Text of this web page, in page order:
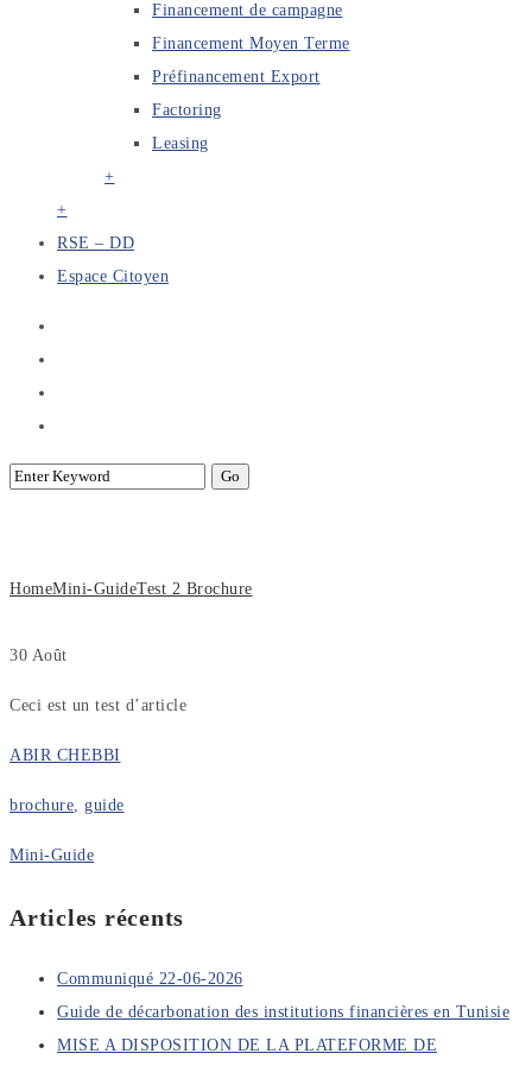
Financement de campagne
Financement Moyen Terme
Préfinancement Export
Factoring
Leasing
+
+
RSE – DD
Espace Citoyen
HomeMini-GuideTest 2 Brochure
30 Août
Ceci est un test d’article
ABIR CHEBBI
brochure guide
Mini-Guide
Articles récents
Communiqué 22-06-2026
Guide de décarbonation des institutions financières en Tunisie
MISE A DISPOSITION DE LA PLATEFORME DE